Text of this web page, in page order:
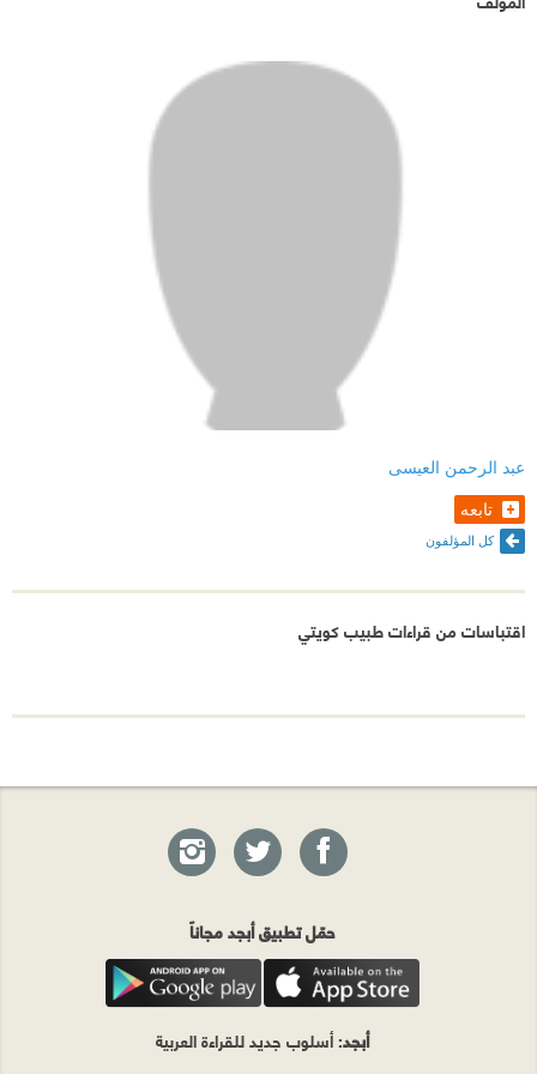
عبد الرحمن العيسى
تابعه
كل المؤلفون
اقتباسات من قراءات طبيب كويتي
حمّل تطبيق أبجد مجاناً
أبجد: أسلوب جديد للقراءة العربية